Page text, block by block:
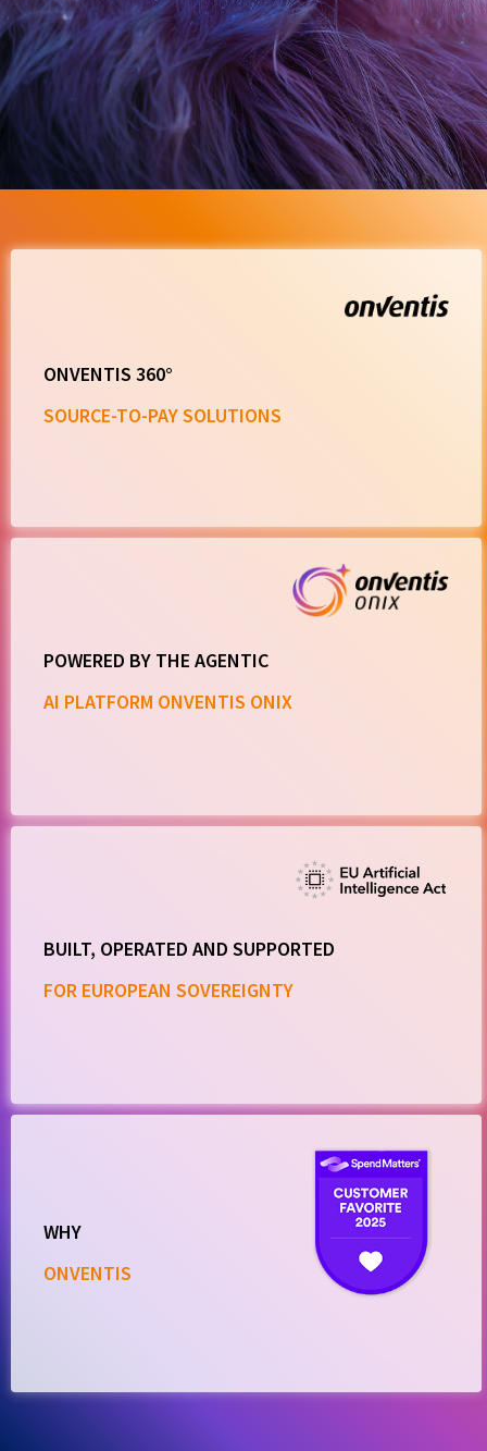
ONVENTIS 360°
SOURCE-TO-PAY SOLUTIONS
POWERED BY THE AGENTIC
AI PLATFORM ONVENTIS ONIX
BUILT, OPERATED AND SUPPORTED
FOR EUROPEAN SOVEREIGNTY
WHY
ONVENTIS